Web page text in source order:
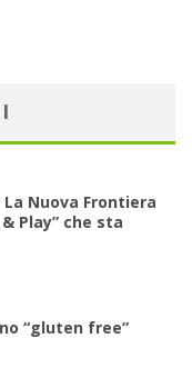
Nuova Frontiera
Play” che sta
“gluten free”